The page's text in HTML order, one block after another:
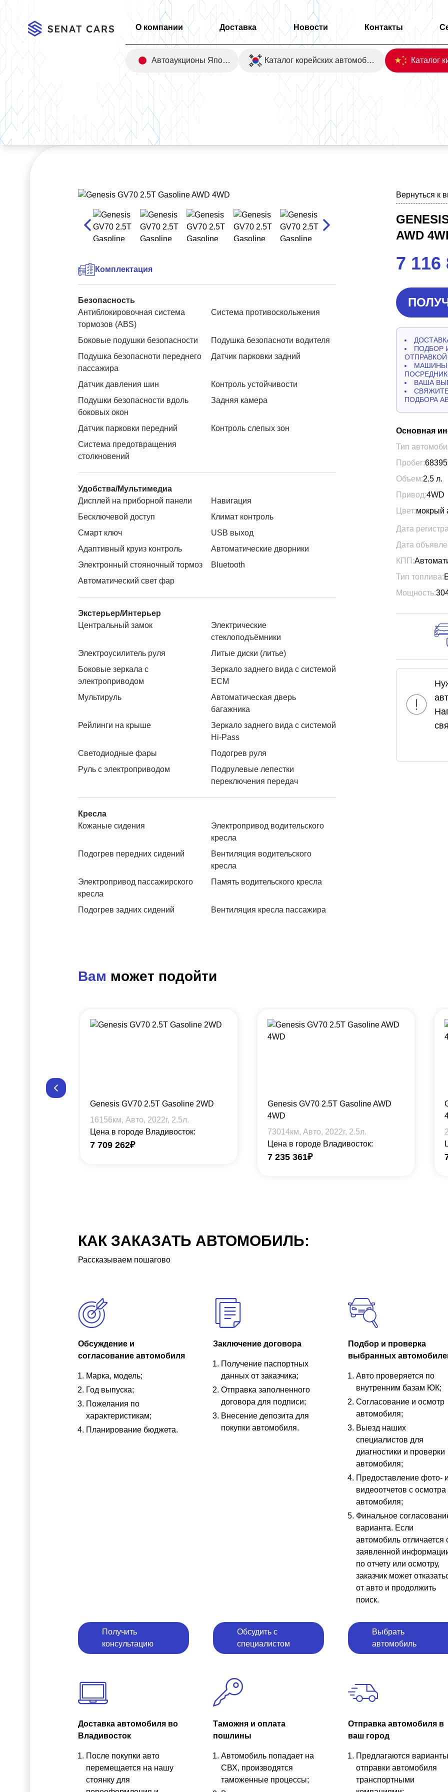
О компании Доставка Новости Контакты
Автоаукционы Японии Каталог корейских автомобилей
Главная/Каталог Genesis GV70 2.5T Gasoline AWD 4WD
Комплектация
Безопасность
Антиблокировочная система
тормозов (ABS)
Система противоскольжения
Боковые подушки безопасности
Подушка безопасноти водителя
Подушка безопасноти переднего
пассажира
Датчик парковки задний
Датчик давления шин
Контроль устойчивости
Подушки безопасности вдоль
боковых окон
Задняя камера
Датчик парковки передний
Контроль слепых зон
Система предотвращения
столкновений
Удобства/Мультимедиа
Дисплей на приборной панели
Навигация
Бесключевой доступ
Климат контроль
Смарт ключ
USB выход
Адаптивный круиз контроль
Автоматические дворники
Электронный стояночный тормоз
Bluetooth
Автоматический свет фар
Экстерьер/Интерьер
Центральный замок
Электрические
стеклоподъёмники
Электроусилитель руля
Литые диски (литье)
Боковые зеркала с
электроприводом
Зеркало заднего вида с системой
ЕСМ
Мультируль
Автоматическая дверь
багажника
Рейлинги на крыше
Зеркало заднего вида с системой
Hi-Pass
Светодиодные фары
Подогрев руля
Руль с электроприводом
Подрулевые лепестки
переключения передач
Кресла
Кожаные сидения
Электропривод водительского
кресла
Подогрев передних сидений
Вентиляция водительского
кресла
Электропривод пассажирского
кресла
Память водительского кресла
Подогрев задних сидений Вентиляция кресла пассажира
Вернуться к
AWD
7 116
ПОДБОР
ОТПРАВКОЙ
МАШИНЫ
ВАША
ПОДБОРА
Основная
Тип
Пробег:68395
Объем:2.5 л.
Привод:4WD
Цвет:мокрый
Дата
Дата
КПП:
Тип топлива:
Мощность:
Вам может подойти
Genesis GV70 2.5T Gasoline 2WD
16156км, Авто, 2022г, 2.5л.
Цена в городе Владивосток:
7 709 262₽
Genesis GV70 2.5T Gasoline AWD
4WD
73014км, Авто, 2022г, 2.5л.
Цена в городе Владивосток:
7 235 361₽
КАК ЗАКАЗАТЬ АВТОМОБИЛЬ:
Рассказываем пошагово
Обсуждение и
согласование автомобиля
Марка, модель;
Год выпуска;
Пожелания по
характеристикам;
Планирование бюджета.
Получить
консультацию
Заключение договора
Получение паспортных
данных от заказчика;
Отправка заполненного
договора для подписи;
Внесение депозита для
покупки автомобиля.
Обсудить с
специалистом
Подбор и проверка
выбранных
Авто проверяется по
внутренним базам ЮК;
Согласование и осмотр
автомобиля;
Выезд наших
специалистов для
диагностики и проверки
автомобиля;
Предоставление фото- и
видеоотчетов с осмотра
автомобиля;
Финальное
варианта. Если
автомобиль отличается
заявленной
по отчету или осмотру,
заказчик может
от авто и продолжить
поиск.
Выбрать
автомобиль
Доставка автомобиля во
Владивосток
После покупки авто
перемещается на нашу
стоянку для
Таможня и оплата
пошлины
Автомобиль попадает на
СВХ, производятся
таможенные процессы;
Отправка автомобиля в
ваш город
Предлагаются варианты
отправки автомобиля
транспортными